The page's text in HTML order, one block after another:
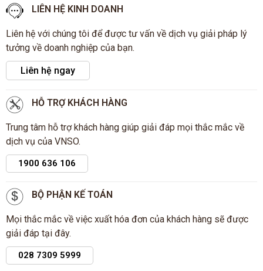
LIÊN HỆ KINH DOANH
Liên hệ với chúng tôi để được tư vấn về dịch vụ giải pháp lý
tưởng về doanh nghiệp của bạn.
Liên hệ ngay
HỖ TRỢ KHÁCH HÀNG
Trung tâm hỗ trợ khách hàng giúp giải đáp mọi thắc mắc về
dịch vụ của VNSO.
1900 636 106
BỘ PHẬN KẾ TOÁN
Mọi thắc mắc về việc xuất hóa đơn của khách hàng sẽ được
giải đáp tại đây.
028 7309 5999